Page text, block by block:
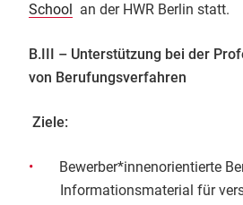
School an der HWR Berlin statt.
B.III – Unterstützung bei der
von Berufungsverfahren
Ziele:
Bewerber*innenorientierte
Informationsmaterial für